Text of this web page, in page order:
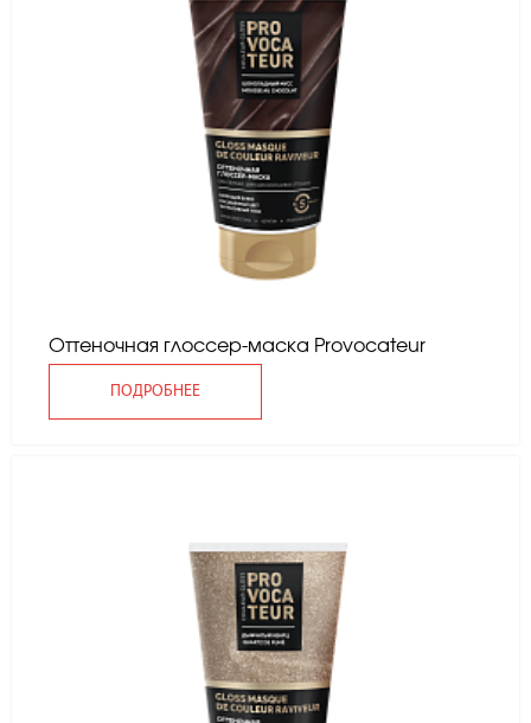
Оттеночная глоссер-маска Provocateur
ПОДРОБНЕЕ